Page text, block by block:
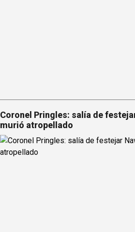
Coronel Pringles: salía de
murió atropellado